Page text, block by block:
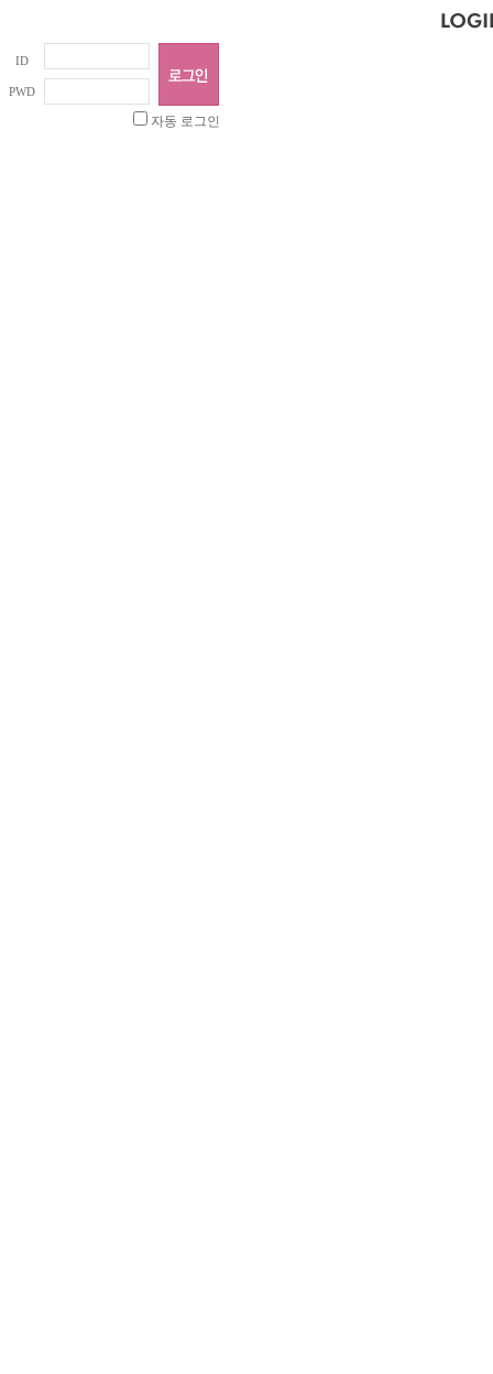
ID
PWD
자동 로그인